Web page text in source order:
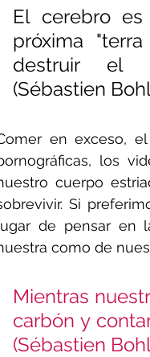
El cerebro
próxima
destruir el
(Sébastien
en exceso,
los
cuerpo
Si
de pensar en
como de
Mientras
carbón y
(Sébastien